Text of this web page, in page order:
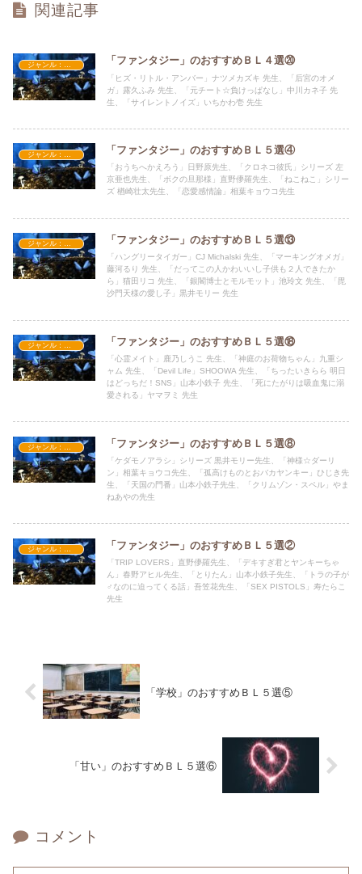
関連記事
「ファンタジー」のおすすめＢＬ４選⑳
「ヒズ・リトル・アンバー」ナツメカズキ 先生、「后宮のオメ
ガ」露久ふみ 先生、「元チート☆負けっぱなし」中川カネ子 先
生、「サイレントノイズ」いちかわ壱 先生
「ファンタジー」のおすすめＢＬ５選④
「おうちへかえろう」日野原先生、「クロネコ彼氏」シリーズ 左
京亜也先生、「ボクの旦那様」直野儚羅先生、「ねこねこ」シリー
ズ 楢崎壮太先生、「恋愛感情論」相葉キョウコ先生
ジャンル：ファンタジー 「ファンタジー」のおすすめＢＬ５選⑬
「ハングリータイガー」CJ Michalski 先生、「マーキングオメガ」
藤河るり 先生、「だってこの人かわいいし子供も２人できたか
ら」猫田リコ 先生、「銀閣博士とモルモット」池玲文 先生、「毘
沙門天様の愛し子」黒井モリー 先生
ジャンル：ファンタジー 「ファンタジー」のおすすめＢＬ５選⑱
「心霊メイト」鹿乃しうこ 先生、「神庭のお荷物ちゃん」九重シ
ャム 先生、「Devil Life」SHOOWA 先生、「ちったいきらら 明日
はどっちだ！SNS」山本小鉄子 先生、「死にたがりは吸血鬼に溺
愛される」ヤマヲミ 先生
ジャンル：ファンタジー 「ファンタジー」のおすすめＢＬ５選⑧
「ケダモノアラシ」シリーズ 黒井モリー先生、「神様☆ダーリ
ン」相葉キョウコ先生、「孤高けものとおバカヤンキー」ひじき先
生、「天国の門番」山本小鉄子先生、「クリムゾン・スペル」やま
ねあやの先生
ジャンル：ファンタジー 「ファンタジー」のおすすめＢＬ５選②
「TRIP LOVERS」直野儚羅先生、「デキすぎ君とヤンキーちゃ
ん」春野アヒル先生、「とりたん」山本小鉄子先生、「トラの子が
♂なのに迫ってくる話」吾笠花先生、「SEX PISTOLS」寿たらこ
先生
「学校」のおすすめＢＬ５選⑤
「甘い」のおすすめＢＬ５選⑥
コメント